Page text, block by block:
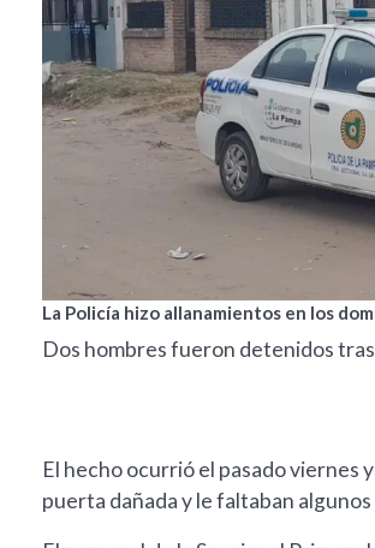
La Policía hizo allanamientos en los
Dos hombres fueron detenidos tras
El hecho ocurrió el pasado viernes
puerta dañada y le faltaban